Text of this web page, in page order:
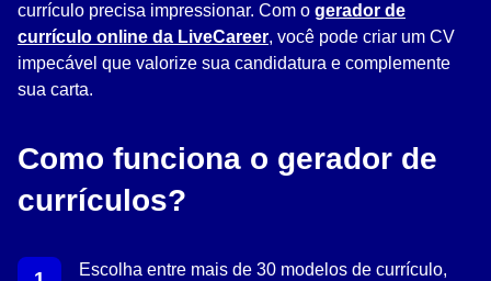
currículo precisa impressionar. Com o gerador de
currículo online da LiveCareer, você pode criar um CV
impecável que valorize sua candidatura e complemente
sua carta.
Como funciona o gerador de
currículos?
Escolha entre mais de 30 modelos de currículo,